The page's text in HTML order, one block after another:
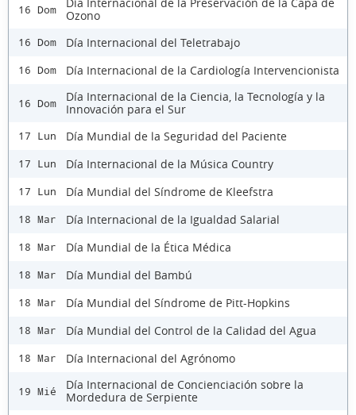
16 Dom
Día Internacional de la Preservación de la Capa de
Ozono
16 Dom Día Internacional del Teletrabajo
16 Dom Día Internacional de la Cardiología Intervencionista
16 Dom
Día Internacional de la Ciencia, la Tecnología y la
Innovación para el Sur
17 Lun Día Mundial de la Seguridad del Paciente
17 Lun Día Internacional de la Música Country
17 Lun Día Mundial del Síndrome de Kleefstra
18 Mar Día Internacional de la Igualdad Salarial
18 Mar Día Mundial de la Ética Médica
18 Mar Día Mundial del Bambú
18 Mar Día Mundial del Síndrome de Pitt-Hopkins
18 Mar Día Mundial del Control de la Calidad del Agua
18 Mar Día Internacional del Agrónomo
19 Mié
Día Internacional de Concienciación sobre la
Mordedura de Serpiente